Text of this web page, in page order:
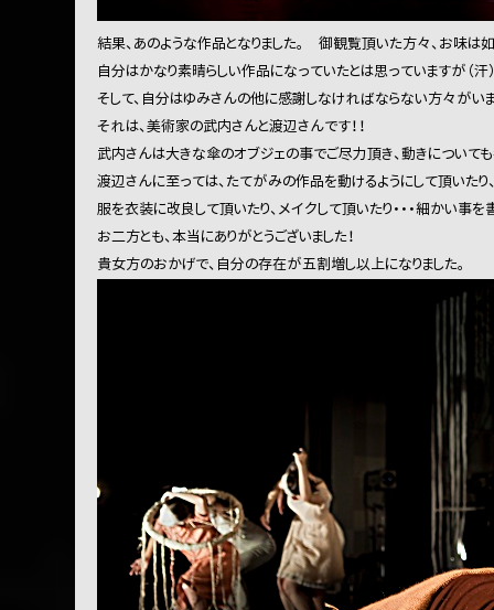
結果、あのような作品となりました。 御観覧頂いた方々、お味は如
自分はかなり素晴らしい作品になっていたとは思っていますが（汗）
そして、自分はゆみさんの他に感謝しなければならない方々がいま
それは、美術家の武内さんと渡辺さんです！！
武内さんは大きな傘のオブジェの事でご尽力頂き、動きについても
渡辺さんに至っては、たてがみの作品を動けるようにして頂いたり
服を衣装に改良して頂いたり、メイクして頂いたり・・・細かい事を
お二方とも、本当にありがとうございました！
貴女方のおかげで、自分の存在が五割増し以上になりました。